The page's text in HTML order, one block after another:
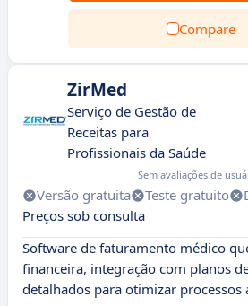
Compare
ZirMed
Serviço de Gestão de
Receitas para
Profissionais da Saúde
Sem avaliações de
Versão gratuita Teste gratuito
Preços sob consulta
Software de faturamento médico
financeira, integração com planos
detalhados para otimizar